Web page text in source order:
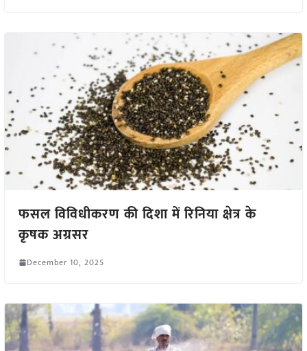
फसल विविधीकरण की दिशा में रिनिया क्षेत्र के
कृषक अग्रसर
December 10, 2025